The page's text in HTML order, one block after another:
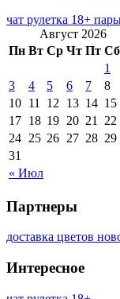
чат рулетка 18+
Август 2026
Пн Вт Ср Чт Пт Сб
« Июл
1
3
4 5 6 7 8
10 11 12 13 14 15
17 18 19 20 21 22
24 25 26 27 28 29
31
Партнеры
доставка цветов
Интересное